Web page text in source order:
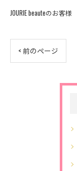
JOURIE beauteのお客様
< 前のページ